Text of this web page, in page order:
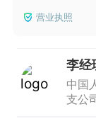
营业执照
李经
中国
支公